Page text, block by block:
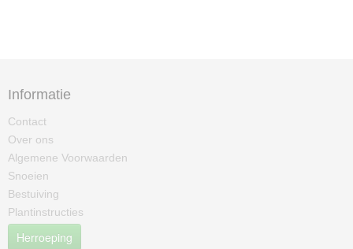
Informatie
Contact
Over ons
Algemene Voorwaarden
Snoeien
Bestuiving
Plantinstructies
Herroeping